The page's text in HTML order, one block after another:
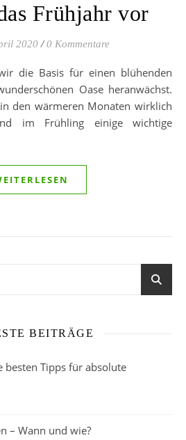
Frühjahr vor
2020 / 0 Kommentare
Oase heranwächst.
den wärmeren Monaten wirklich
im Frühling einige wichtige
BEITRÄGE
besten Tipps für absolute
– Wann und wie?